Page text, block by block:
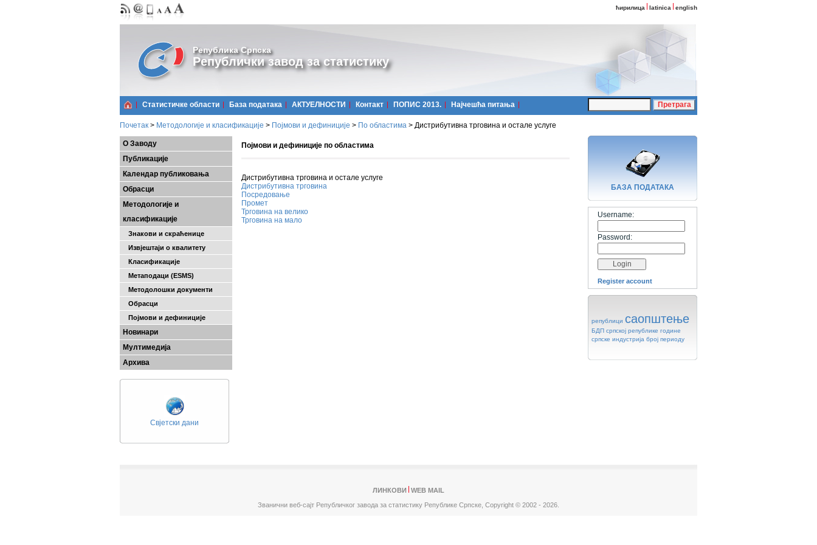
ћирилица latinica english
Република Српска
Републички завод за статистику
Статистичке области Базa података АКТУЕЛНОСТИ Контакт ПОПИС 2013. Најчешћa питања
Почетак > Методологије и класификације > Појмови и дефиниције > По областима > Дистрибутивна трговина и остале услуге
О Заводу
Публикације
Календар публиковања
Обрасци
Методологије и
класификације
Знакови и скраћенице
Извјештаји о квалитету
Класификације
Метаподаци (ESMS)
Методолошки документи
Обрасци
Појмови и дефиниције
Новинари
Мултимедија
Архива
Свјетски дани
Појмови и дефиниције по областима
Дистрибутивна трговина и остале услуге
Дистрибутивна трговина
Посредовање
Промет
Трговина на велико
Трговина на мало
БАЗA ПОДАТАКА
Username:
Password:
Register account
републици саопштење
БДП српској републике године
српске индустрија број периоду
ЛИНКОВИ
WEB MAIL
Званични веб-сајт Републичког завода за статистику Републике Српске, Copyright © 2002 - 2026.